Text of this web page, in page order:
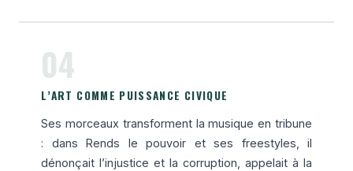
04
L’ART COMME PUISSANCE CIVIQUE
Ses morceaux transforment la musique en tribune
: dans Rends le pouvoir et ses freestyles, il
dénonçait l’injustice et la corruption, appelait à la